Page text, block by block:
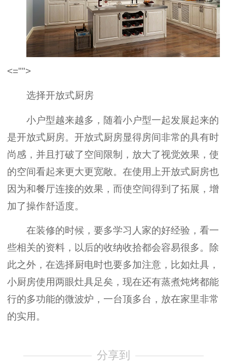
<="">
选择开放式厨房
小户型越来越多，随着小户型一起发展起来的
是开放式厨房。开放式厨房显得房间非常的具有时
尚感，并且打破了空间限制，放大了视觉效果，使
的空间看起来更大更宽敞。在使用上开放式厨房也
因为和餐厅连接的效果，而使空间得到了拓展，增
加了操作舒适度。
在装修的时候，要多学习人家的好经验，看一
些相关的资料，以后的收纳收拾都会容易很多。除
此之外，在选择厨电时也要多加注意，比如灶具，
小厨房使用两眼灶具足矣，现在还有蒸煮炖烤都能
行的多功能的微波炉，一台顶多台，放在家里非常
的实用。
分享到